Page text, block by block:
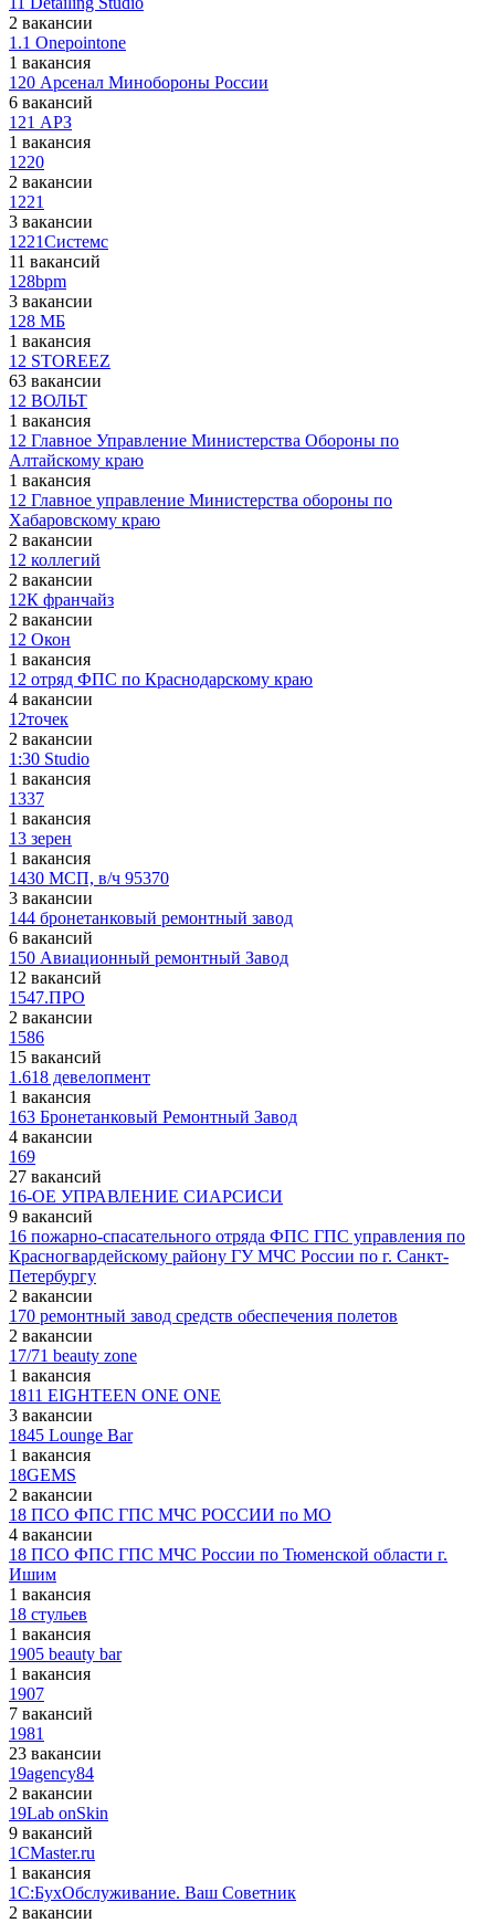
2 вакансии
1.1 Onepointone
1 вакансия
120 Арсенал Минобороны России
6 вакансий
121 АРЗ
1 вакансия
1220
2 вакансии
1221
3 вакансии
1221Системс
11 вакансий
128bpm
3 вакансии
128 МБ
1 вакансия
12 STOREEZ
63 вакансии
12 ВОЛЬТ
1 вакансия
12 Главное Управление Министерства Обороны по
Алтайскому краю
1 вакансия
12 Главное управление Министерства обороны по
Хабаровскому краю
2 вакансии
12 коллегий
2 вакансии
12К франчайз
2 вакансии
12 Окон
1 вакансия
12 отряд ФПС по Краснодарскому краю
4 вакансии
12точек
2 вакансии
1:30 Studio
1 вакансия
1337
1 вакансия
13 зерен
1 вакансия
1430 МСП, в/ч 95370
3 вакансии
144 бронетанковый ремонтный завод
6 вакансий
150 Авиационный ремонтный Завод
12 вакансий
1547.ПРО
2 вакансии
1586
15 вакансий
1.618 девелопмент
1 вакансия
163 Бронетанковый Ремонтный Завод
4 вакансии
169
27 вакансий
16-ОЕ УПРАВЛЕНИЕ СИАРСИСИ
9 вакансий
16 пожарно-спасательного отряда ФПС ГПС управления по
Красногвардейскому району ГУ МЧС России по г. Санкт-
Петербургу
2 вакансии
170 ремонтный завод средств обеспечения полетов
2 вакансии
17/71 beauty zone
1 вакансия
1811 EIGHTEEN ONE ONE
3 вакансии
1845 Lounge Bar
1 вакансия
18GEMS
2 вакансии
18 ПСО ФПС ГПС МЧС РОССИИ по МО
4 вакансии
18 ПСО ФПС ГПС МЧС России по Тюменской области г.
Ишим
1 вакансия
18 стульев
1 вакансия
1905 beauty bar
1 вакансия
1907
7 вакансий
1981
23 вакансии
19agency84
2 вакансии
19Lab onSkin
9 вакансий
1CMaster.ru
1 вакансия
1C:БухОбслуживание. Ваш Советник
2 вакансии